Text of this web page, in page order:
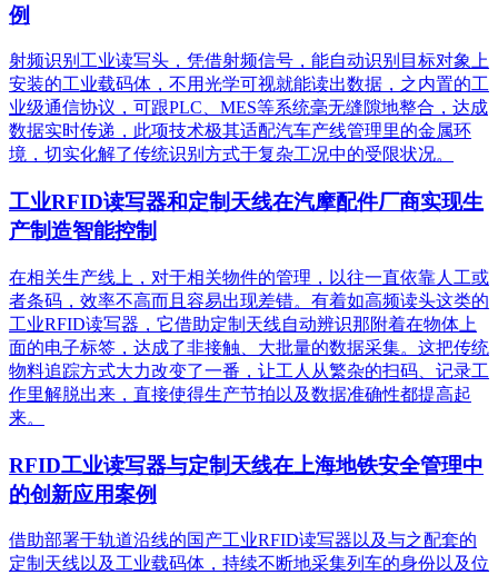
例
射频识别工业读写头，凭借射频信号，能自动识别目标对象上
安装的工业载码体，不用光学可视就能读出数据，之内置的工
业级通信协议，可跟PLC、MES等系统毫无缝隙地整合，达成
数据实时传递，此项技术极其适配汽车产线管理里的金属环
境，切实化解了传统识别方式于复杂工况中的受限状况。
工业RFID读写器和定制天线在汽摩配件厂商实现生
产制造智能控制
在相关生产线上，对于相关物件的管理，以往一直依靠人工或
者条码，效率不高而且容易出现差错。有着如高频读头这类的
工业RFID读写器，它借助定制天线自动辨识那附着在物体上
面的电子标签，达成了非接触、大批量的数据采集。这把传统
物料追踪方式大力改变了一番，让工人从繁杂的扫码、记录工
作里解脱出来，直接使得生产节拍以及数据准确性都提高起
来。
RFID工业读写器与定制天线在上海地铁安全管理中
的创新应用案例
借助部署于轨道沿线的国产工业RFID读写器以及与之配套的
定制天线以及工业载码体，持续不断地采集列车的身份以及位